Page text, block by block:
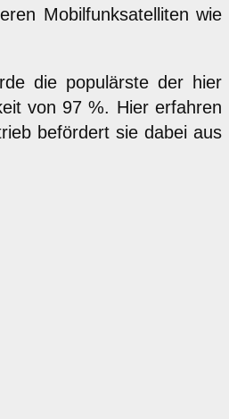
Mobilfunksatelliten wie
die populärste der hier
von 97 %. Hier erfahren
befördert sie dabei aus